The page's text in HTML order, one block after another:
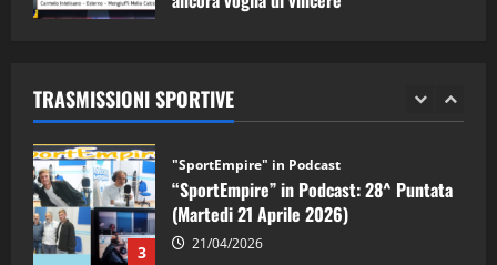
TRASMISSIONI SPORTIVE
2 28/04/2026
3
"SportEmpire" in Podcast
“SportEmpire” in Podcast: 28^ Puntata
(Martedi 21 Aprile 2026)
21/04/2026